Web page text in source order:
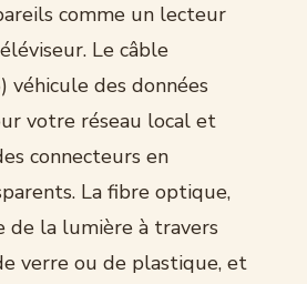
comme un lecteur
Le câble
véhicule des données
votre réseau local et
connecteurs en
La fibre optique,
de la lumière à travers
verre ou de plastique, et